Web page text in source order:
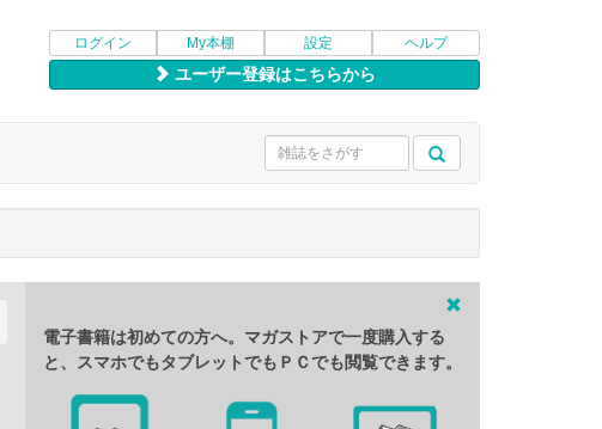
ログイン My本棚 設定 ヘルプ
ユーザー登録はこちらから
電子書籍は初めての方へ。マガストアで一度購入する
と、スマホでもタブレットでもＰＣでも閲覧できます。